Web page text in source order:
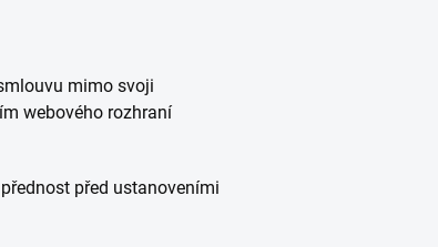
mimo svoji
webového rozhraní
před ustanoveními